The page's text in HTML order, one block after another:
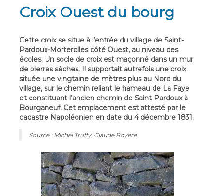
Croix Ouest du bourg
Cette croix se situe à l’entrée du village de Saint-
Pardoux-Morterolles côté Ouest, au niveau des
écoles. Un socle de croix est maçonné dans un mur
de pierres sèches. Il supportait autrefois une croix
située une vingtaine de mètres plus au Nord du
village, sur le chemin reliant le hameau de La Faye
et constituant l’ancien chemin de Saint-Pardoux à
Bourganeuf. Cet emplacement est attesté par le
cadastre Napoléonien en date du 4 décembre 1831.
Source : Michel Truffy, Claude Royère